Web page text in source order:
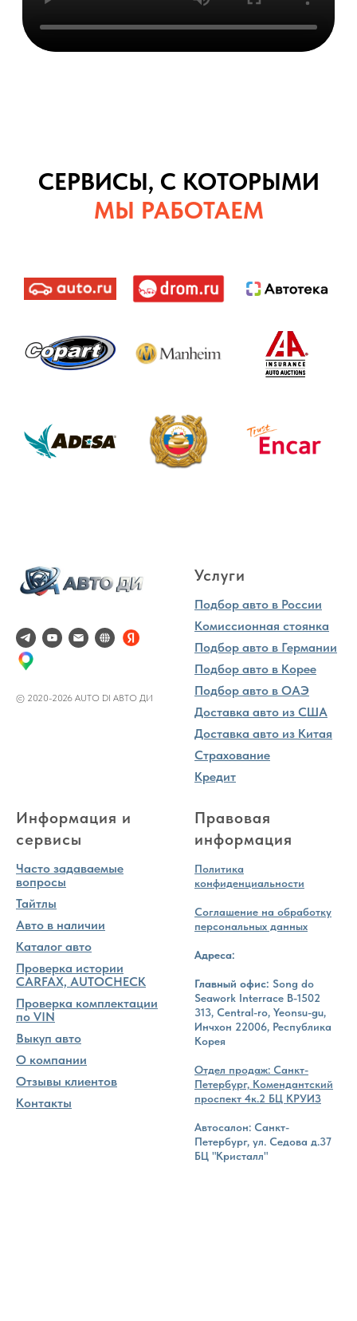
СЕРВИСЫ, С КОТОРЫМИ
МЫ РАБОТАЕМ
© 2020-2026 AUTO DI АВТО ДИ
Услуги
Подбор авто в России
Комиссионная стоянка
Подбор авто в Германии
Подбор авто в Корее
Подбор авто в ОАЭ
Доставка авто из США
Доставка авто из Китая
Страхование
Кредит
Информация и
сервисы
Часто задаваемые
вопросы
Тайтлы
Авто в наличии
Каталог авто
Проверка истории
CARFAX, AUTOCHECK
Проверка комплектации
по VIN
Выкуп авто
О компании
Отзывы клиентов
Контакты
Правовая
информация
Политика
конфиденциальности
Соглашение на обработку
персональных данных
Адреса:
Главный офис: Song do
Seawork Interrace B-1502
313, Central-ro, Yeonsu-gu,
Инчхон 22006, Республика
Корея
Отдел продаж: Санкт-
Петербург, Комендантский
проспект 4к.2 БЦ КРУИЗ
Автосалон: Санкт-
Петербург, ул. Седова д.37
БЦ "Кристалл"